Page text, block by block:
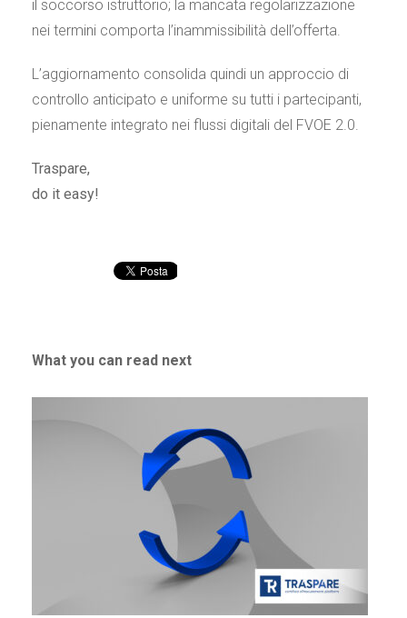
il soccorso istruttorio; la mancata regolarizzazione
nei termini comporta l’inammissibilità dell’offerta.
L’aggiornamento consolida quindi un approccio di
controllo anticipato e uniforme su tutti i partecipanti,
pienamente integrato nei flussi digitali del FVOE 2.0.
Traspare,
do it easy!
What you can read next